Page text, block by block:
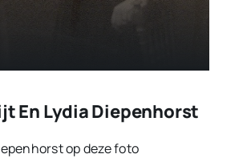
En Lydia Diepenhorst
op deze foto